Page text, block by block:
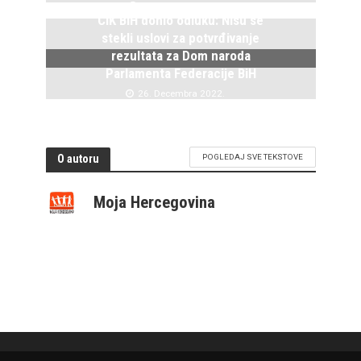
15. Januara 2023.
CIK BiH donio odluku: Nisu se
stekli uslovi za potvrđivanje
rezultata za Dom naroda
Parlamenta Federacije BiH
26. Decembra 2022.
O autoru POGLEDAJ SVE TEKSTOVE
Moja Hercegovina